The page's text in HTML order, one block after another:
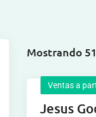
Mostrando
Ventas a
Jesus